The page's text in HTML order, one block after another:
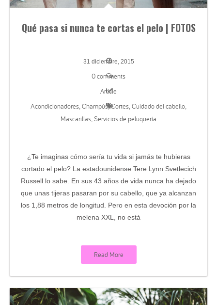
Qué pasa si nunca te cortas el pelo | FOTOS
31 diciembre, 2015
0 comments
Article
Acondicionadores, Champús,Cortes, Cuidado del cabello,
Mascarillas, Servicios de peluquería
¿Te imaginas cómo sería tu vida si jamás te hubieras
cortado el pelo? La estadounidense Tere Lynn Svetlecich
Russell lo sabe. En sus 43 años de vida nunca ha dejado
que unas tijeras pasaran por su cabello, que ya alcanzan
los 1,88 metros de longitud. Pero en esta devoción por la
melena XXL, no está
Read More